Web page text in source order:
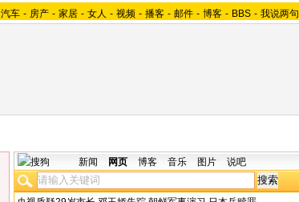
汽车 - 房产 - 家居 - 女人 - 视频 - 播客 - 邮件 - 博客 - BBS - 我说两句
新闻 网页 博客 音乐 图片 说吧